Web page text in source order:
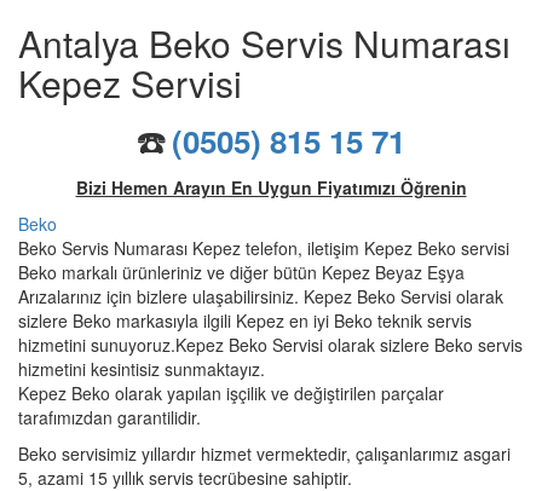
Antalya Beko Servis Numarası
Kepez Servisi
☎️(0505) 815 15 71
Bizi Hemen Arayın En Uygun Fiyatımızı Öğrenin
Beko
Beko Servis Numarası Kepez telefon, iletişim Kepez Beko servisi
Beko markalı ürünleriniz ve diğer bütün Kepez Beyaz Eşya
Arızalarınız için bizlere ulaşabilirsiniz. Kepez Beko Servisi olarak
sizlere Beko markasıyla ilgili Kepez en iyi Beko teknik servis
hizmetini sunuyoruz.Kepez Beko Servisi olarak sizlere Beko servis
hizmetini kesintisiz sunmaktayız.
Kepez Beko olarak yapılan işçilik ve değiştirilen parçalar
tarafımızdan garantilidir.
Beko servisimiz yıllardır hizmet vermektedir, çalışanlarımız asgari
5, azami 15 yıllık servis tecrübesine sahiptir.